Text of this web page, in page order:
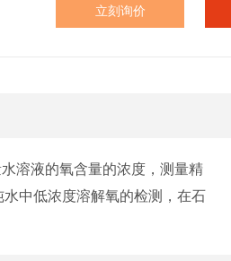
立刻询价
溶液的氧含量的浓度，测量精
中低浓度溶解氧的检测，在石